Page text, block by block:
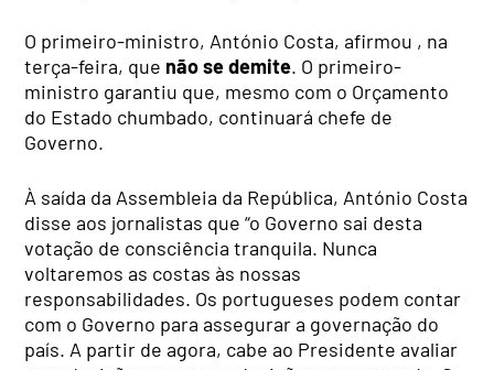
O primeiro-ministro, António Costa, afirmou , na
terça-feira, que não se demite. O primeiro-
ministro garantiu que, mesmo com o Orçamento
do Estado chumbado, continuará chefe de
Governo.
À saída da Assembleia da República, António Costa
disse aos jornalistas que “o Governo sai desta
votação de consciência tranquila. Nunca
voltaremos as costas às nossas
responsabilidades. Os portugueses podem contar
com o Governo para assegurar a governação do
país. A partir de agora, cabe ao Presidente avaliar